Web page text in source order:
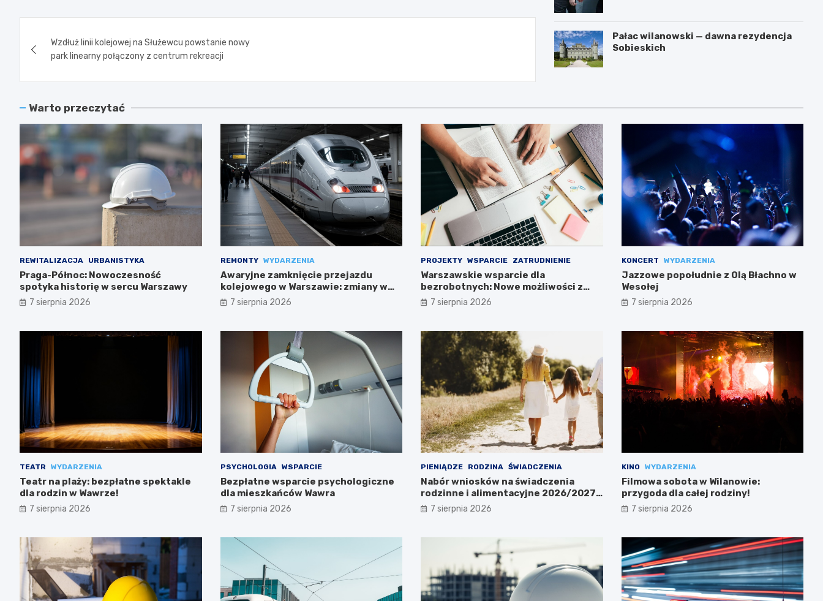
wpisu
Wzdłuż linii kolejowej na Służewcu powstanie nowy
park linearny połączony z centrum rekreacji
Pałac wilanowski — dawna rezydencja
Sobieskich
Warto przeczytać
REWITALIZACJA URBANISTYKA
Praga-Północ: Nowoczesność
spotyka historię w sercu Warszawy
7 sierpnia 2026
REMONTY WYDARZENIA
Awaryjne zamknięcie przejazdu
kolejowego w Warszawie: zmiany w
trasach mieszkańców
7 sierpnia 2026
PROJEKTY WSPARCIE ZATRUDNIENIE
Warszawskie wsparcie dla
bezrobotnych: Nowe możliwości z
projektem FEM III
7 sierpnia 2026
KONCERT WYDARZENIA
Jazzowe popołudnie z Olą Błachno w
Wesołej
7 sierpnia 2026
TEATR WYDARZENIA
Teatr na plaży: bezpłatne spektakle
dla rodzin w Wawrze!
7 sierpnia 2026
PSYCHOLOGIA WSPARCIE
Bezpłatne wsparcie psychologiczne
dla mieszkańców Wawra
7 sierpnia 2026
PIENIĄDZE RODZINA ŚWIADCZENIA
Nabór wniosków na świadczenia
rodzinne i alimentacyjne 2026/2027
już w lipcu!
7 sierpnia 2026
KINO WYDARZENIA
Filmowa sobota w Wilanowie:
przygoda dla całej rodziny!
7 sierpnia 2026